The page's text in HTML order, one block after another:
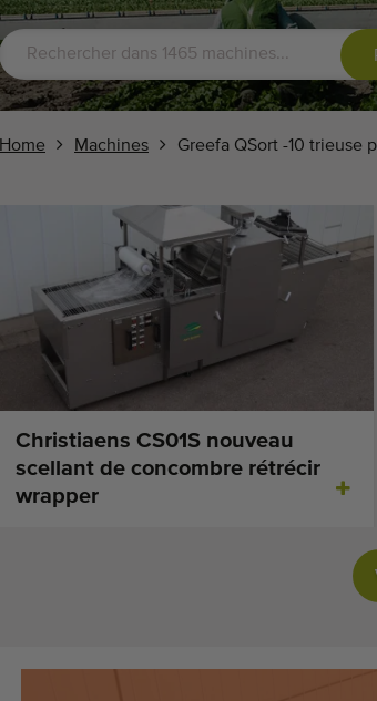
Home Machines Greefa QSort -10 trieuse
Christiaens CS01S nouveau
scellant de concombre rétrécir
wrapper